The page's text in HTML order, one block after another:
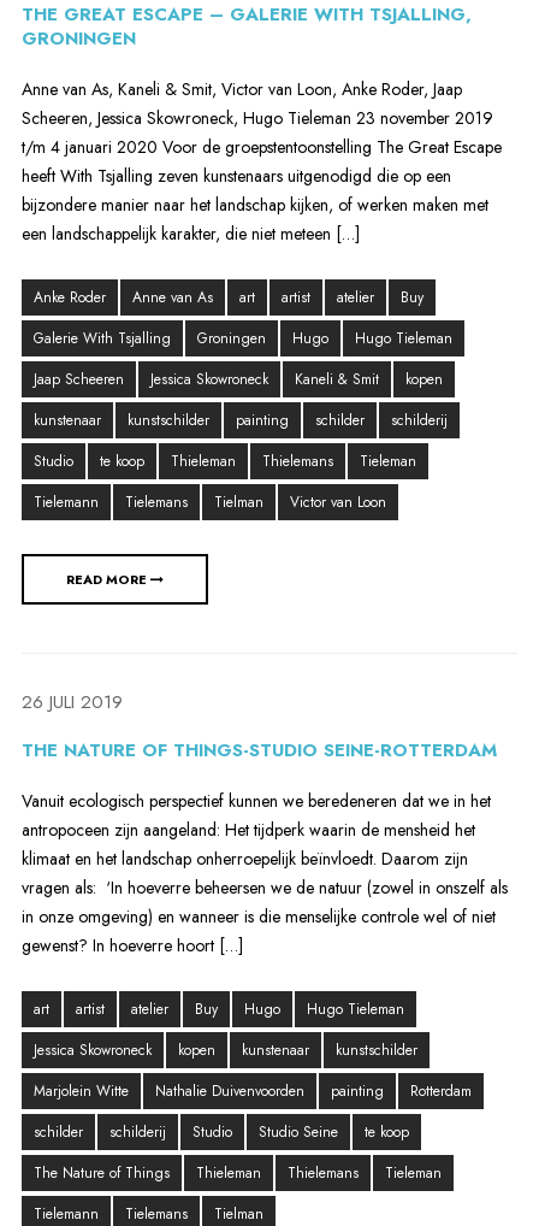
THE GREAT ESCAPE – GALERIE WITH TSJALLING,
GRONINGEN
Anne van As, Kaneli & Smit, Victor van Loon, Anke Roder, Jaap
Scheeren, Jessica Skowroneck, Hugo Tieleman 23 november 2019
t/m 4 januari 2020 Voor de groepstentoonstelling The Great Escape
heeft With Tsjalling zeven kunstenaars uitgenodigd die op een
bijzondere manier naar het landschap kijken, of werken maken met
een landschappelijk karakter, die niet meteen […]
Anke Roder Anne van As art artist atelier
Buy
Galerie With Tsjalling
Groningen Hugo
Hugo Tieleman
Jaap Scheeren
Jessica Skowroneck Kaneli & Smit
kopen
kunstenaar
kunstschilder painting schilder
schilderij
Studio
te koop Thieleman Thielemans
Tieleman
Tielemann
Tielemans Tielman Victor van Loon
READ MORE
26 JULI 2019
THE NATURE OF THINGS-STUDIO SEINE-ROTTERDAM
Vanuit ecologisch perspectief kunnen we beredeneren dat we in het
antropoceen zijn aangeland: Het tijdperk waarin de mensheid het
klimaat en het landschap onherroepelijk beïnvloedt. Daarom zijn
vragen als: ‘In hoeverre beheersen we de natuur (zowel in onszelf als
in onze omgeving) en wanneer is die menselijke controle wel of niet
gewenst? In hoeverre hoort […]
art artist atelier Buy Hugo
Hugo Tieleman
Jessica Skowroneck
kopen kunstenaar
kunstschilder
Marjolein Witte
Nathalie Duivenvoorden painting
Rotterdam
schilder
schilderij Studio Studio Seine
te koop
The Nature of Things
Thieleman Thielemans
Tieleman
Tielemann
Tielemans Tielman